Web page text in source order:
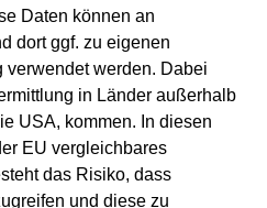
ASpekt bei
aus dem Bereich
per
effizient, offen und
spielt die Digitalisierung
eine wichtige Rolle.
Daten können an
dort ggf. zu eigenen
werden. Dabei
in Länder außerhalb
USA, kommen. In diesen
EU vergleichbares
das Risiko, dass
und diese zu